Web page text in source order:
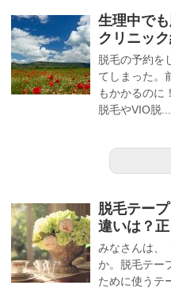
生理中で
クリニッ
脱毛の予約を
てしまった。
もかかるのに
脱毛やVIO脱...
脱毛テー
違いは？
みなさんは、
か。脱毛テー
ために使うテ